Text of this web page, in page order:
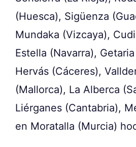
(Huesca), Sigüenza
Mundaka (Vizcaya),
Estella (Navarra),
Hervás (Cáceres),
(Mallorca), La Alberca
Liérganes (Cantabria),
en Moratalla (Murcia)